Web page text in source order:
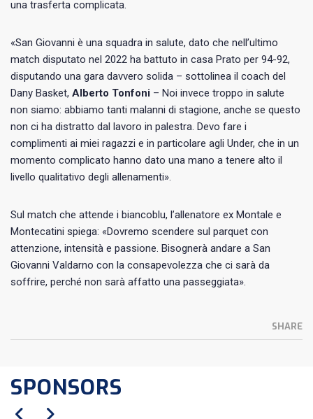
una trasferta complicata.
«San Giovanni è una squadra in salute, dato che nell’ultimo
match disputato nel 2022 ha battuto in casa Prato per 94-92,
disputando una gara davvero solida – sottolinea il coach del
Dany Basket, Alberto Tonfoni – Noi invece troppo in salute
non siamo: abbiamo tanti malanni di stagione, anche se questo
non ci ha distratto dal lavoro in palestra. Devo fare i
complimenti ai miei ragazzi e in particolare agli Under, che in un
momento complicato hanno dato una mano a tenere alto il
livello qualitativo degli allenamenti».
Sul match che attende i biancoblu, l’allenatore ex Montale e
Montecatini spiega: «Dovremo scendere sul parquet con
attenzione, intensità e passione. Bisognerà andare a San
Giovanni Valdarno con la consapevolezza che ci sarà da
soffrire, perché non sarà affatto una passeggiata».
SHARE
SPONSORS